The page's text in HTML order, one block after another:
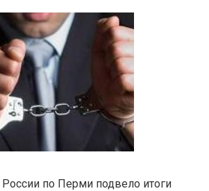
по Перми подвело итоги